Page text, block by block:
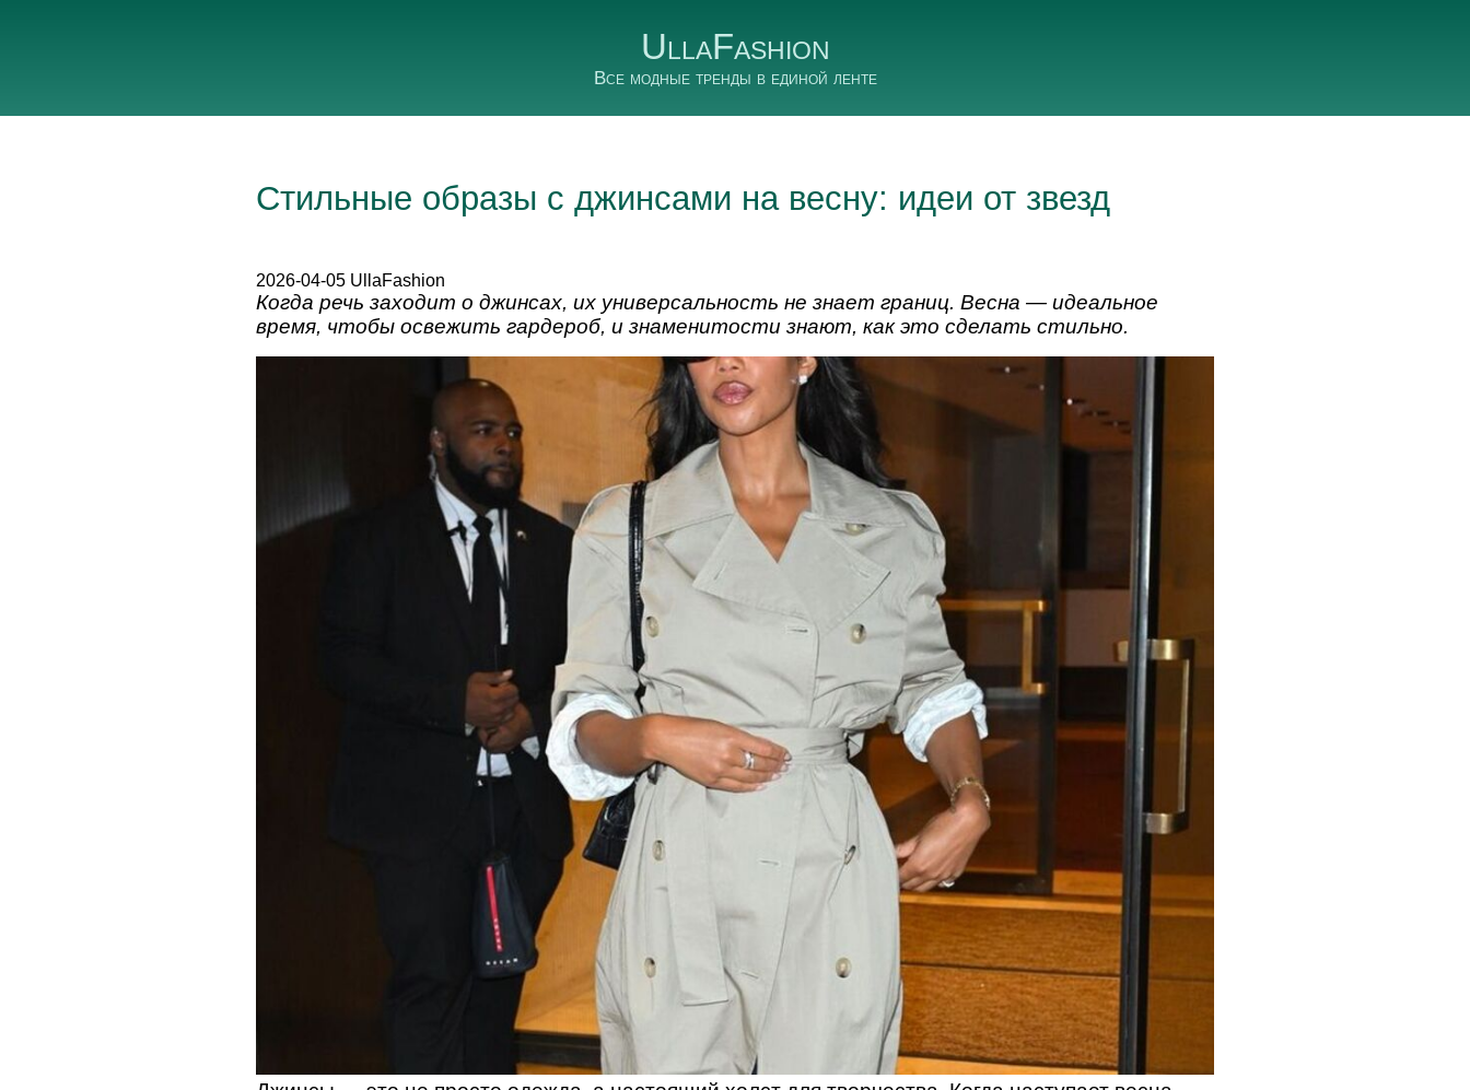
UllaFashion
Все модные тренды в единой ленте
Стильные образы с джинсами на весну: идеи от звезд
2026-04-05 UllaFashion
Когда речь заходит о джинсах, их универсальность не знает границ. Весна — идеальное
время, чтобы освежить гардероб, и знаменитости знают, как это сделать стильно.